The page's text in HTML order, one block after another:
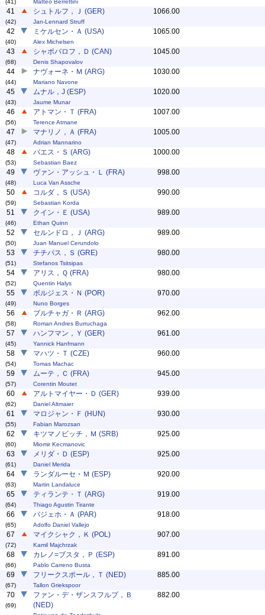
(41) Matteo Berrettini
41
(42)
シュトルフ，Ｊ (GER)
Jan-Lennard Struff
1066.00
42
(40)
ミケルセン・Ａ (USA)
Alex Michelsen
1065.00
43
(68)
シャポバロフ，Ｄ (CAN)
Denis Shapovalov
1045.00
44
(44)
ナヴォーネ・Ｍ (ARG)
Mariano Navone
1030.00
45
(43)
ムナル，J (ESP)
Jaume Munar
1020.00
46
(56)
アトマン・Ｔ (FRA)
Terence Atmane
1007.00
47
(47)
マナリノ，Ａ (FRA)
Adrian Mannarino
1005.00
48
(53)
バエス・Ｓ (ARG)
Sebastian Baez
1000.00
49
(48)
ヴァン・アッシュ・Ｌ (FRA)
Luca Van Assche
998.00
50
(59)
コルダ，Ｓ (USA)
Sebastian Korda
990.00
51
(46)
クイン・Ｅ (USA)
Ethan Quinn
989.00
52
(50)
セルンドロ，Ｊ (ARG)
Juan Manuel Cerundolo
989.00
53
(51)
チチパス，Ｓ (GRE)
Stefanos Tsitsipas
980.00
54
(52)
アリス，Ｑ (FRA)
Quentin Halys
980.00
55
(49)
ボルジェス・Ｎ (POR)
Nuno Borges
970.00
56
(58)
ブルチャガ・Ｒ (ARG)
Roman Andres Burruchaga
962.00
57
(45)
ハンフマン，Ｙ (GER)
Yannick Hanfmann
961.00
58
(54)
マハツ・Ｔ (CZE)
Tomas Machac
960.00
59
(57)
ムーテ，Ｃ (FRA)
Corentin Moutet
945.00
60
(62)
アルトマイヤー・Ｄ (GER)
Daniel Altmaier
939.00
61
(55)
マロジャン・Ｆ (HUN)
Fabian Marozsan
930.00
62
(60)
キツマノビッチ，Ｍ (SRB)
Miomir Kecmanovic
925.00
63
(61)
メリダ・Ｄ (ESP)
Daniel Merida
925.00
64
(63)
ランダルーセ・Ｍ (ESP)
Martin Landaluce
920.00
65
(64)
ティランテ・Ｔ (ARG)
Thiago Agustin Tirante
919.00
66
(65)
バジェホ・Ａ (PAR)
Adolfo Daniel Vallejo
918.00
67
(72)
マイクシャク，Ｋ (POL)
Kamil Majchrzak
907.00
68
(66)
カレノ=ブスタ，Ｐ (ESP)
Pablo Carreno Busta
891.00
69
(67)
フリークスポール，Ｔ (NED)
Tallon Griekspoor
885.00
70
(69)
ファン・デ・ザンスフルプ，Ｂ
(NED)
882.00